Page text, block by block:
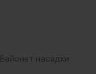
Байонет насадки